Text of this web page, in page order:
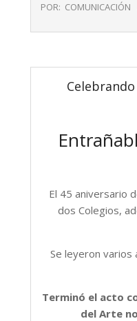
12-
22
POR: COMUNICACIÓN
El 45 aniversario
dos Colegios,
Se leyeron varios
Terminó el acto
del Arte